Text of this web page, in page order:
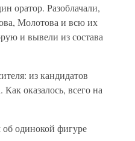
оратор. Разоблачали,
Молотова и всю их
и вывели из состава
из кандидатов
оказалось, всего на
одинокой фигуре